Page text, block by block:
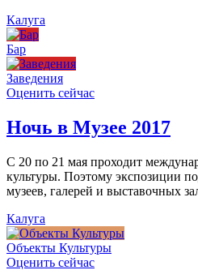
Калуга
Бар
Заведения
Оценить сейчас
Ночь в Музее 2017
С 20 по 21 мая проходит
культуры. Поэтому экспозиции
музеев, галерей и выставочных
Калуга
Объекты Культуры
Оценить сейчас